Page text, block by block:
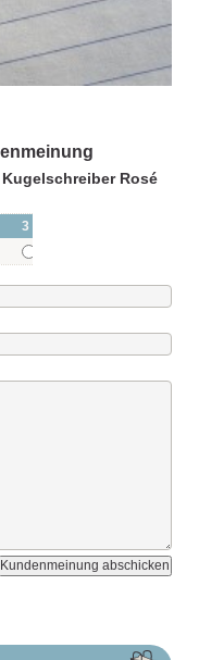
Rosé
3 Sterne
Kundenmeinung abschicken